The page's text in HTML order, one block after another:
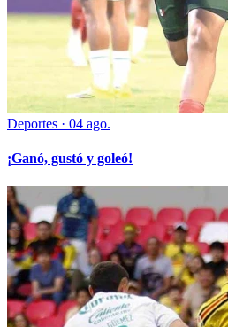
Deportes · 04 ago.
¡Ganó, gustó y goleó!